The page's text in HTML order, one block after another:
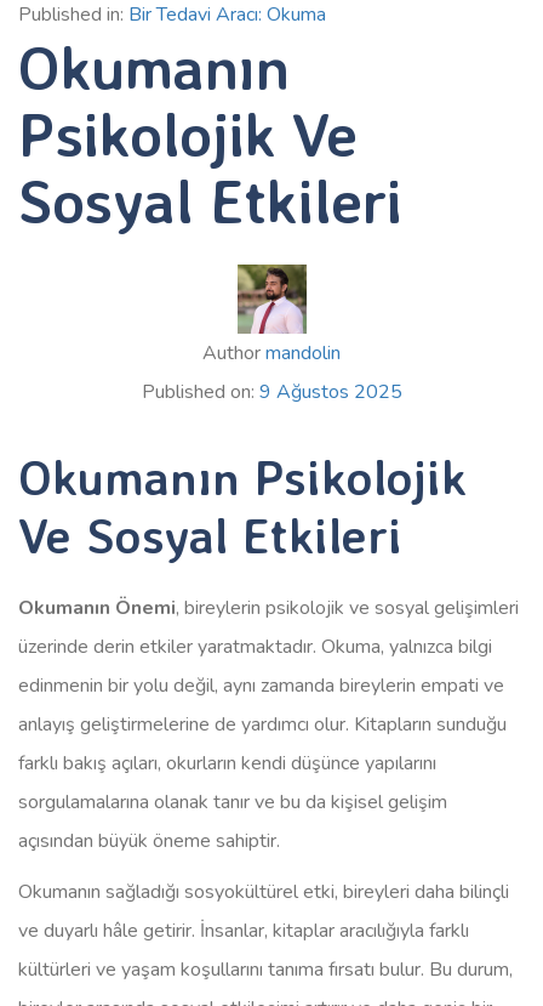
Published in: Bir Tedavi Aracı: Okuma
Okumanın
Psikolojik Ve
Sosyal Etkileri
Authormandolin
Published on: 9 Ağustos 2025
Okumanın Psikolojik
Ve Sosyal Etkileri
Okumanın Önemi, bireylerin psikolojik ve sosyal gelişimleri
üzerinde derin etkiler yaratmaktadır. Okuma, yalnızca bilgi
edinmenin bir yolu değil, aynı zamanda bireylerin empati ve
anlayış geliştirmelerine de yardımcı olur. Kitapların sunduğu
farklı bakış açıları, okurların kendi düşünce yapılarını
sorgulamalarına olanak tanır ve bu da kişisel gelişim
açısından büyük öneme sahiptir.
Okumanın sağladığı sosyokültürel etki, bireyleri daha bilinçli
ve duyarlı hâle getirir. İnsanlar, kitaplar aracılığıyla farklı
kültürleri ve yaşam koşullarını tanıma fırsatı bulur. Bu durum,